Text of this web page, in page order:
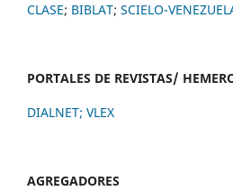
CLASE; BIBLAT; SCIELO-
PORTALES DE REVISTAS/
DIALNET; VLEX
AGREGADORES